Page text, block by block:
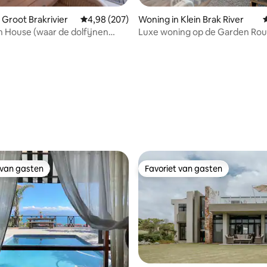
van 5 uit 5, 14 recensies
Groot Brakrivier Gemiddelde beoordeling van 4,98 uit 5, 207
4,98 (207)
House (waar de dolfijnen
Woning in Klein Brak River
Luxe woning op de Garden
gasten
gasten Favoriet van gasten
Favoriet van gasten